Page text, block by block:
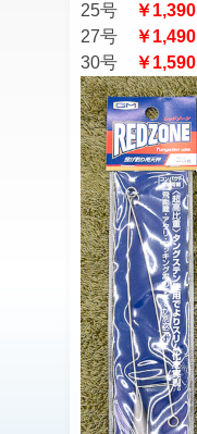
25号
￥1,390
27号
￥1,490
30号
￥1,590